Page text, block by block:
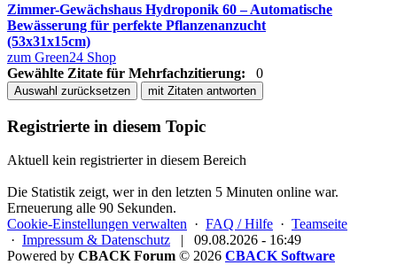
Zimmer-Gewächshaus Hydroponik 60 – Automatische
Bewässerung für perfekte Pflanzenanzucht
(53x31x15cm)
zum Green24 Shop
Gewählte Zitate für Mehrfachzitierung:
0
Auswahl zurücksetzen mit Zitaten antworten
Registrierte in diesem Topic
Aktuell kein registrierter in diesem Bereich
Die Statistik zeigt, wer in den letzten 5 Minuten online war.
Erneuerung alle 90 Sekunden.
Cookie-Einstellungen verwalten · FAQ / Hilfe · Teamseite
· Impressum & Datenschutz |
09.08.2026 - 16:49
Powered by CBACK Forum © 2026 CBACK Software